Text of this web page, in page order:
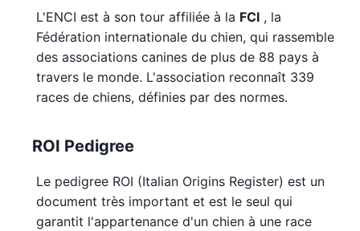
L'ENCI est à son tour affiliée à la FCI , la
Fédération internationale du chien, qui rassemble
des associations canines de plus de 88 pays à
travers le monde. L'association reconnaît 339
races de chiens, définies par des normes.
ROI Pedigree
Le pedigree ROI (Italian Origins Register) est un
document très important et est le seul qui
garantit l'appartenance d'un chien à une race